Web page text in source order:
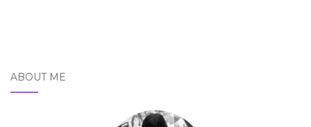
ABOUT ME